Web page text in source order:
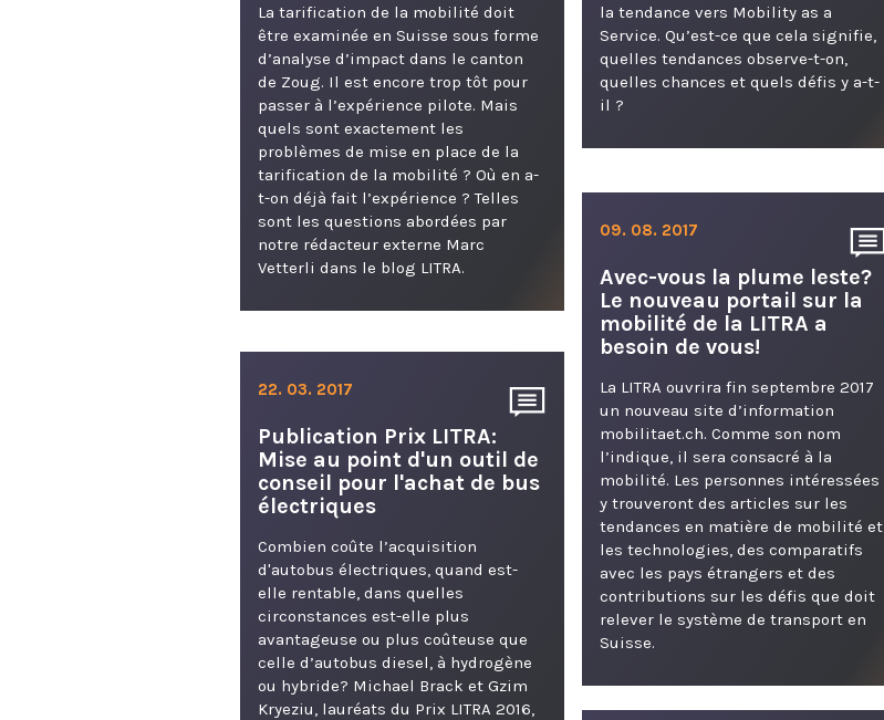
La tarification de la mobilité doit
être examinée en Suisse sous forme
d’analyse d’impact dans le canton
de Zoug. Il est encore trop tôt pour
passer à l’expérience pilote. Mais
quels sont exactement les
problèmes de mise en place de la
tarification de la mobilité ? Où en a-
t-on déjà fait l’expérience ? Telles
sont les questions abordées par
notre rédacteur externe Marc
Vetterli dans le blog LITRA.
la tendance vers Mobility as a
Service. Qu’est-ce que cela signifie,
quelles tendances observe-t-on,
quelles chances et quels défis y a-t-
il ?
09. 08. 2017
Avec-vous la plume leste?
Le nouveau portail sur la
mobilité de la LITRA a
besoin de vous!
La LITRA ouvrira fin septembre 2017
un nouveau site d’information
mobilitaet.ch. Comme son nom
l’indique, il sera consacré à la
mobilité. Les personnes intéressées
y trouveront des articles sur les
tendances en matière de mobilité et
les technologies, des comparatifs
avec les pays étrangers et des
contributions sur les défis que doit
relever le système de transport en
Suisse.
22. 03. 2017
Publication Prix LITRA:
Mise au point d'un outil de
conseil pour l'achat de bus
électriques
Combien coûte l’acquisition
d'autobus électriques, quand est-
elle rentable, dans quelles
circonstances est-elle plus
avantageuse ou plus coûteuse que
celle d’autobus diesel, à hydrogène
ou hybride? Michael Brack et Gzim
Kryeziu, lauréats du Prix LITRA 2016,